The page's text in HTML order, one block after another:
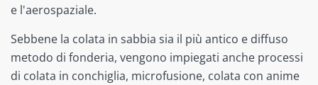
e l'aerospaziale.
Sebbene la colata in sabbia sia il più antico e diffuso
metodo di fonderia, vengono impiegati anche processi
di colata in conchiglia, microfusione, colata con anime